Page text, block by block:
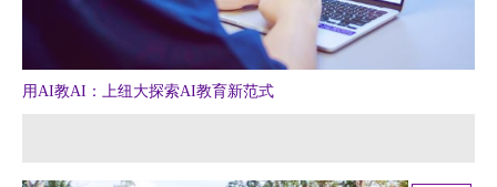
用AI教AI：上纽大探索AI教育新范式